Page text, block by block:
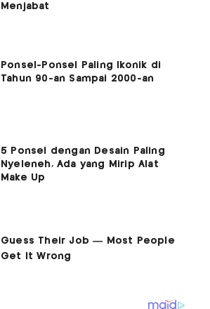
Menjabat
Ponsel-Ponsel Paling Ikonik di
Tahun 90-an Sampai 2000-an
5 Ponsel dengan Desain Paling
Nyeleneh, Ada yang Mirip Alat
Make Up